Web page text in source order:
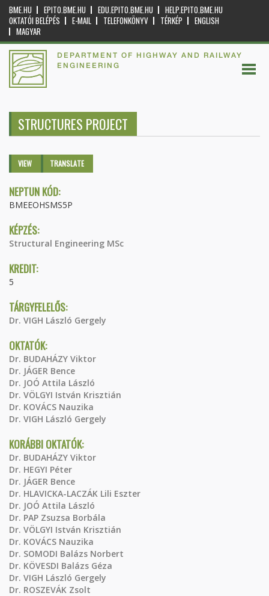
BME.HU EPITO.BME.HU EDU.EPITO.BME.HU
HELP.EPITO.BME.HU
OKTATÓI BELÉPÉS
E-MAIL TELEFONKÖNYV TÉRKÉP
ENGLISH
MAGYAR
DEPARTMENT OF HIGHWAY AND RAILWAY
ENGINEERING
STRUCTURES PROJECT
Primary tabs
VIEW (ACTIVETRANSLATE
NEPTUN KÓD:
BMEEOHSMS5P
KÉPZÉS:
Structural Engineering MSc
KREDIT:
5
TÁRGYFELELŐS:
Dr. VIGH László Gergely
OKTATÓK:
Dr. BUDAHÁZY Viktor
Dr. JÁGER Bence
Dr. JOÓ Attila László
Dr. VÖLGYI István Krisztián
Dr. KOVÁCS Nauzika
Dr. VIGH László Gergely
KORÁBBI OKTATÓK:
Dr. BUDAHÁZY Viktor
Dr. HEGYI Péter
Dr. JÁGER Bence
Dr. HLAVICKA-LACZÁK Lili Eszter
Dr. JOÓ Attila László
Dr. PAP Zsuzsa Borbála
Dr. VÖLGYI István Krisztián
Dr. KOVÁCS Nauzika
Dr. SOMODI Balázs Norbert
Dr. KÖVESDI Balázs Géza
Dr. VIGH László Gergely
Dr. ROSZEVÁK Zsolt